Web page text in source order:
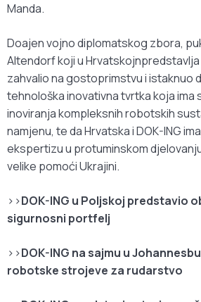
Manda.
Doajen vojno diplomatskog zbora,
Altendorf koji u
zahvalio na gostoprimstvu i istaknuo
tehnološka inovativna tvrtka koja
inoviranja kompleksnih robotskih
namjenu, te da Hrvatska i DOK-ING
ekspertizu u protuminskom
velike pomoći Ukrajini.
>>DOK-ING u Poljskoj predstavio
sigurnosni portfelj
>>DOK-ING na sajmu u
robotske strojeve za rudarstvo